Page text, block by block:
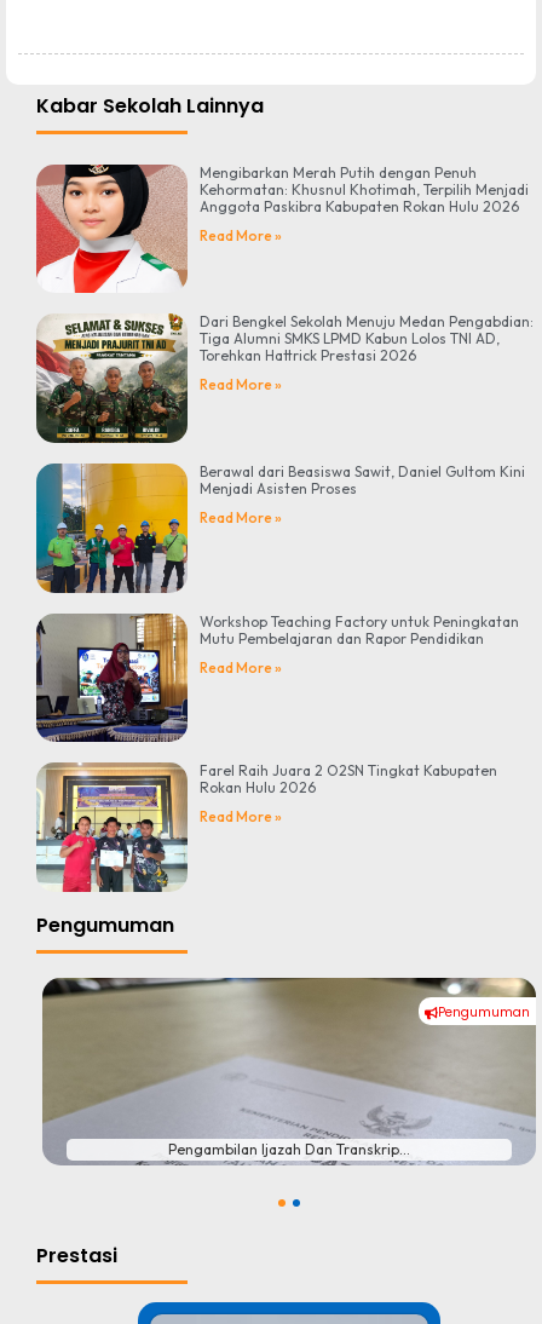
Kabar Sekolah Lainnya
Mengibarkan Merah Putih dengan Penuh
Kehormatan: Khusnul Khotimah, Terpilih Menjadi
Anggota Paskibra Kabupaten Rokan Hulu 2026
Read More »
Dari Bengkel Sekolah Menuju Medan Pengabdian:
Tiga Alumni SMKS LPMD Kabun Lolos TNI AD,
Torehkan Hattrick Prestasi 2026
Read More »
Berawal dari Beasiswa Sawit, Daniel Gultom Kini
Menjadi Asisten Proses
Read More »
Workshop Teaching Factory untuk Peningkatan
Mutu Pembelajaran dan Rapor Pendidikan
Read More »
Farel Raih Juara 2 O2SN Tingkat Kabupaten
Rokan Hulu 2026
Read More »
Pengumuman
Pengumuman
#
Pengambilan Ijazah Dan Transkrip...
Prestasi